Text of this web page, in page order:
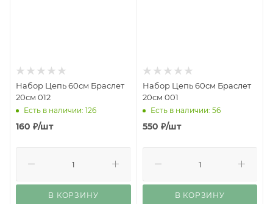
Набор Цепь 60см Браслет
20см 012
Есть в наличии: 126
160 ₽/шт
В КОРЗИНУ
Набор Цепь 60см Браслет
20см 001
Есть в наличии: 56
550 ₽/шт
В КОРЗИНУ